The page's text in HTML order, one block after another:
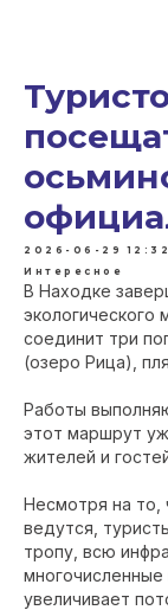
2026-06-29 12:32
Интересное
В Находке
экологического
соединит три
(озеро Рица),
Работы
этот маршрут
жителей и
Несмотря на то,
ведутся,
тропу, всю
увеличивает